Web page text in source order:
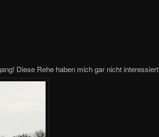
Diese Rehe haben mich gar nicht interessiert